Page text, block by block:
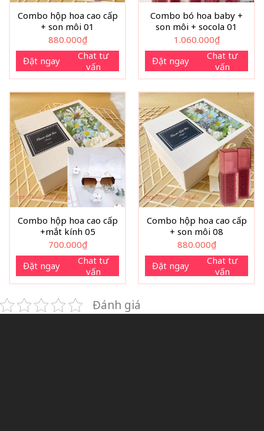
Combo hộp hoa cao cấp
+ son môi 01
880.000₫
Đặt ngay
Chat tư
vấn
Combo bó hoa baby +
son môi + socola 01
1.060.000₫
Đặt ngay
Chat tư
vấn
Combo hộp hoa cao cấp
+mắt kính 05
700.000₫
Đặt ngay
Chat tư
vấn
Combo hộp hoa cao cấp
+ son môi 08
880.000₫
Đặt ngay
Chat tư
vấn
Đánh giá